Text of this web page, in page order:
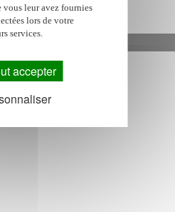
◄
leur avez fournies
lors de votre
services.
accepter